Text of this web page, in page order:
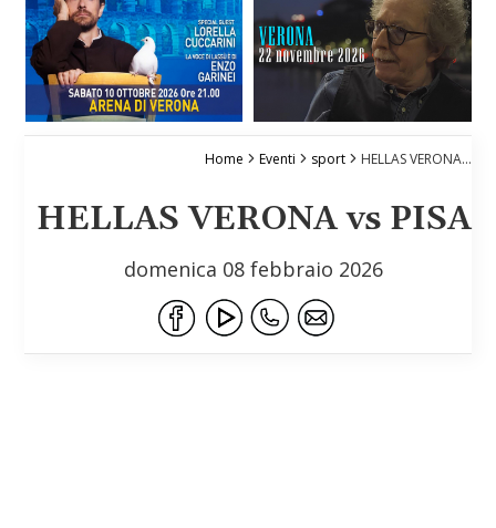
Home Eventi sport HELLAS VERONA vs PISA
HELLAS VERONA vs PISA
domenica 08 febbraio 2026